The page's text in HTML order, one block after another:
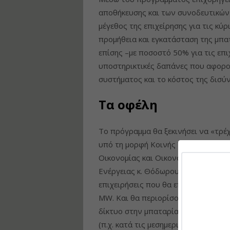
αποθήκευσης και των
μέγεθος της επιχείρησης για τις
προμήθεια και εγκατάσταση της
επίσης –με ποσοστό 50% για τις
υποστηρικτικές δαπάνες που
συστήματος και το κόστος της
Τα οφέλη
Το πρόγραμμα θα ξεκινήσει να
υπό τη μορφή Κοινής Υπουργικής
Οικονομίας και Οικονομικών κ.
Ενέργειας κ. Θόδωρου Σκυλακάκη.
επιχειρήσεις που θα επιλεγούν θα
MW. Και θα περιορίσουν το
δίκτυο στην μπαταρία όταν οι
(π.χ. κατά τις μεσημεριανές ώρες),